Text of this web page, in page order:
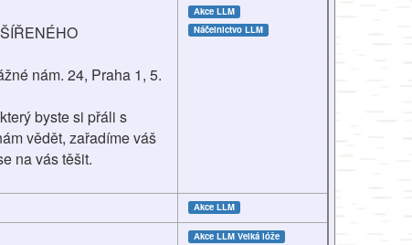
nám. 24, Praha 1, 5.
byste si přáli s
vědět, zařadíme váš
na vás těšit.
Akce LLM
Náčelnictvo LLM
Akce LLM
Akce LLM Velká lóže